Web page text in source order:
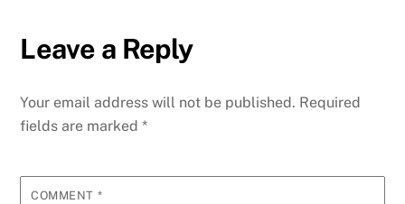
Leave a Reply
Your email address will not be published. Required
fields are marked*
COMMENT *